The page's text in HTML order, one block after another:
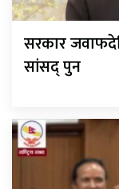
सरकार
सांसद् पुन